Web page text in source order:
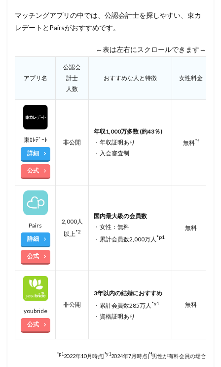
マッチングアプリの中では、公認会計士を探しやすい、東カ
レデートとPairsがおすすめです。
←表は左右にスクロールできます→
アプリ名
公認会
計士
人数
おすすめな人と特徴 女性料金
東ｶﾚﾃﾞｰﾄ
詳細
公式
非公開
年収1,000万多数 (約43％)
・年収証明あり
・入会審査制
無料*f
Pairs
詳細
公式
2,000人
以上*2
国内最大級の会員数
・女性：無料
・累計会員数2,000万人 *p1
無料
youbride
公式
非公開
3年以内の結婚におすすめ
・累計会員数285万人 *y1
・資格証明あり
無料
*p12022年10月時点|*y12024年7月時点|*f男性が有料会員の場合